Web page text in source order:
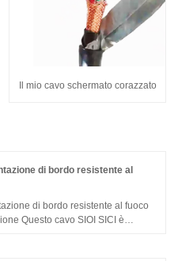
Il mio cavo schermato corazzato
di bordo resistente al
di bordo resistente al fuoco
SICI è